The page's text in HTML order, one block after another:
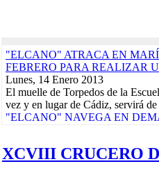
"ELCANO" ATRACA EN
FEBRERO PARA REALIZAR
Lunes, 14 Enero 2013
El muelle de Torpedos de la
vez y en lugar de Cádiz, servirá
"ELCANO" NAVEGA EN
El buque-escuela de la Armada
XCVIII CRUCERO